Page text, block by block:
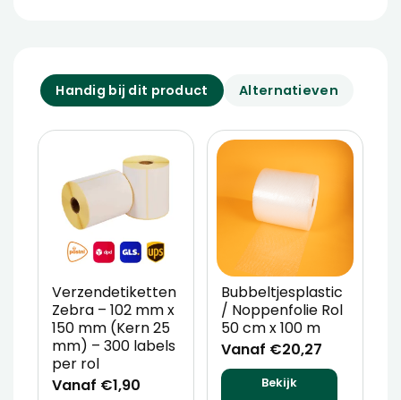
Handig bij dit product Alternatieven
Verzendetiketten
Zebra – 102 mm x
150 mm (Kern 25
mm) – 300 labels
per rol
Vanaf €1,90
Bubbeltjesplastic
/ Noppenfolie Rol
50 cm x 100 m
Vanaf €20,27
Bekijk